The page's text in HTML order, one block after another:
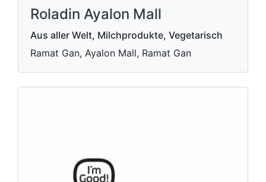
Roladin Ayalon Mall
Aus aller Welt, Milchprodukte, Vegetarisch
Ramat Gan, Ayalon Mall, Ramat Gan